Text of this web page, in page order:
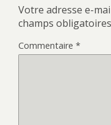
Votre adresse e-
champs
Commentaire *